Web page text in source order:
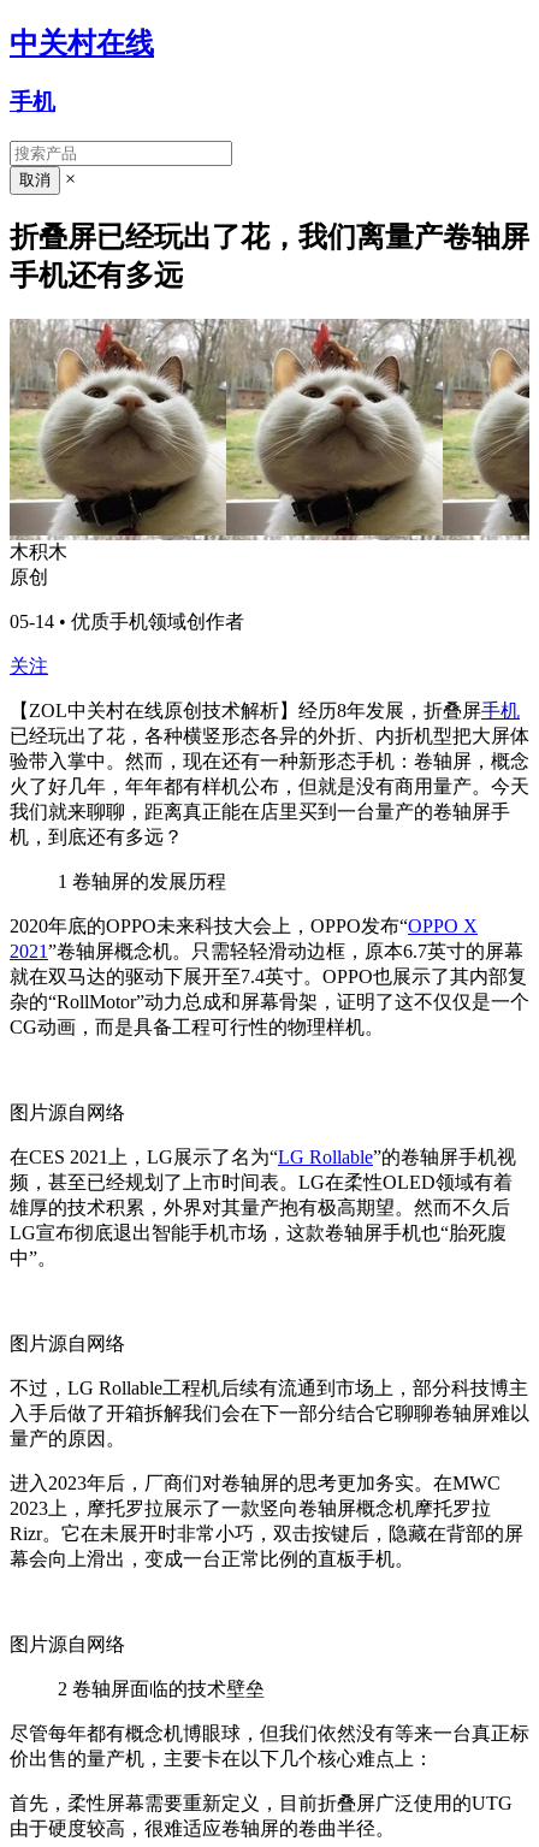
中关村在线
手机
×
折叠屏已经玩出了花，我们离量产卷轴屏
手机还有多远
木积木
原创
05-14 • 优质手机领域创作者
关注
【ZOL中关村在线原创技术解析】 经历8年发展，折叠屏手机
已经玩出了花，各种横竖形态各异的外折、内折机型把大屏体
验带入掌中。然而，现在还有一种新形态手机：卷轴屏，概念
火了好几年，年年都有样机公布，但就是没有商用量产。今天
我们就来聊聊，距离真正能在店里买到一台量产的卷轴屏手
机，到底还有多远？
1 卷轴屏的发展历程
2020年底的OPPO未来科技大会上， OPPO发布“OPPO X
2021”卷轴屏概念机。只需轻轻滑动边框，原本6.7英寸的屏幕
就在双马达的驱动下展开至7.4英寸。 OPPO也展示了其内部复
杂的“RollMotor”动力总成和屏幕骨架，证明了这不仅仅是一个
CG动画，而是具备工程可行性的物理样机。
图片源自网络
在CES 2021 上， LG展示了名为“LG Rollable”的卷轴屏手机视
频，甚至已经规划了上市时间表。 LG在柔性OLED领域有着
雄厚的技术积累，外界对其量产抱有极高期望。然而不久后
LG宣布彻底退出智能手机市场，这款卷轴屏手机也“胎死腹
中”。
图片源自网络
不过， LG Rollable工程机后续有流通到市场上，部分科技博主
入手后做了开箱拆解我们会在下一部分结合它聊聊卷轴屏难以
量产的原因。
进入 2023年后，厂商们对卷轴屏的思考更加务实。在MWC
2023 上，摩托罗拉展示了一款竖向卷轴屏概念机摩托罗拉
Rizr。它在未展开时非常小巧，双击按键后，隐藏在背部的屏
幕会向上滑出，变成一台正常比例的直板手机。
图片源自网络
2 卷轴屏面临的技术壁垒
尽管每年都有概念机博眼球，但我们依然没有等来一台真正标
价出售的量产机，主要卡在以下几个核心难点上：
首先，柔性屏幕需要重新定义，目前折叠屏广泛使用的UTG
由于硬度较高，很难适应卷轴屏的卷曲半径。